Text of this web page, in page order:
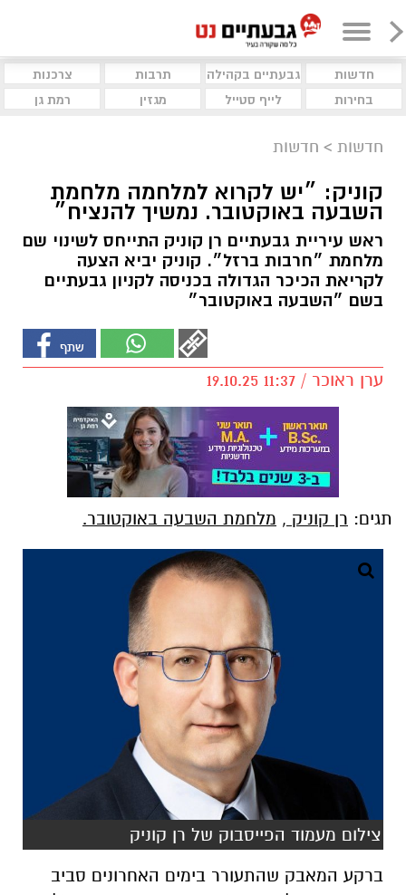
חדשות גבעתיים בקהילה תרבות
צרכנות
בחירות
לייף סטייל מגזין רמת גן
חדשות > חדשות
קוניק: ״יש לקרוא למלחמה מלחמת
השבעה באוקטובר. נמשיך להנציח״
ראש עיריית גבעתיים רן קוניק התייחס לשינוי שם
מלחמת ״חרבות ברזל״. קוניק יביא הצעה
לקריאת הכיכר הגדולה בכניסה לקניון גבעתיים
בשם ״השבעה באוקטובר״
ערן ראוכר / 11:37 19.10.25
רן קוניק, מלחמת השבעה באוקטובר.
צילום מעמוד הפייסבוק של רן קוניק
ברקע המאבק שהתעורר בימים האחרונים סביב
שינוי שם המלחמה הארורה שפקדה את ישראל
ב-7 באוקטובר מהשם ״חרבות ברזל״ לשם
היום בממשלה, התייחס ראש עיריית גבעתיים רן